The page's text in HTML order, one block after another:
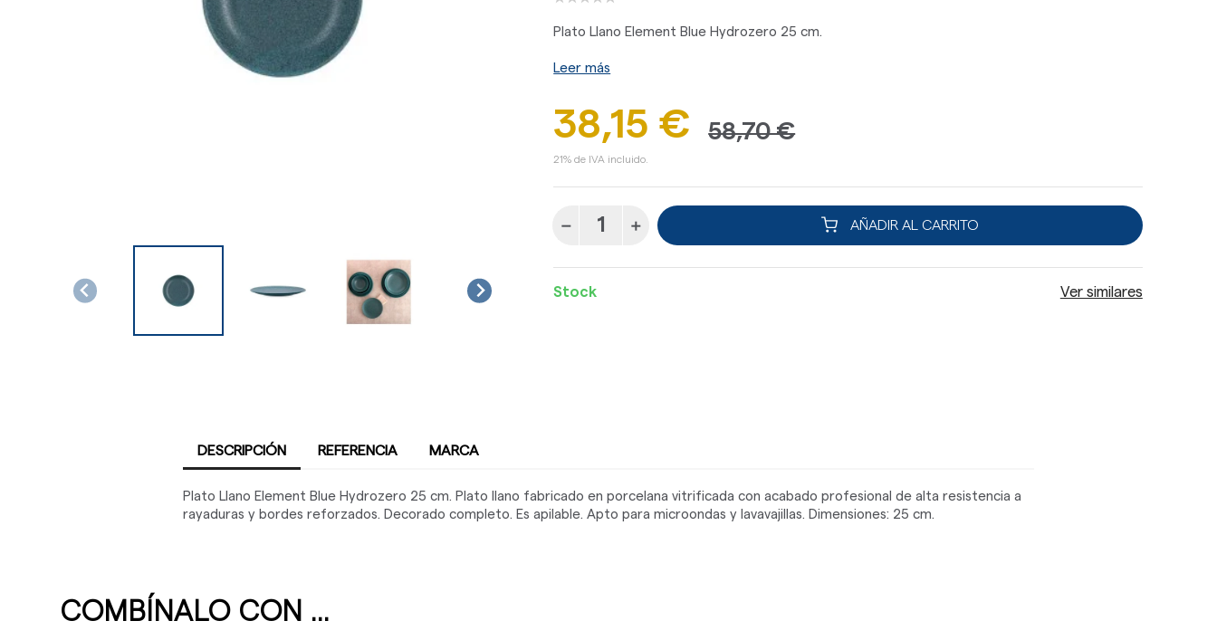
Plato Llano Element Blue Hydrozero 25 cm.
Leer más
38,15 € 58,70 €
21% de IVA incluido.
AÑADIR AL CARRITO
Stock Ver similares
DESCRIPCIÓN REFERENCIA MARCA
Plato Llano Element Blue Hydrozero 25 cm. Plato llano fabricado en porcelana vitrificada con acabado profesional de alta resistencia a
rayaduras y bordes reforzados. Decorado completo. Es apilable. Apto para microondas y lavavajillas. Dimensiones: 25 cm.
COMBÍNALO CON ...